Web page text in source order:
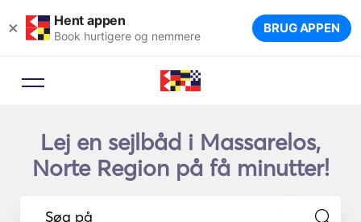
× Hent appen
Book hurtigere og nemmere BRUG APPEN
Lej en sejlbåd i Massarelos,
Norte Region på få minutter!
Søg på